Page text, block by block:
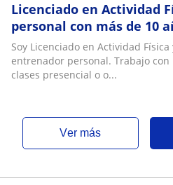
Licenciado en Actividad
personal con más de 10
trabajando con niños y
Soy Licenciado en Actividad
entrenador personal. Trabajo
clases presencial o o...
ver más